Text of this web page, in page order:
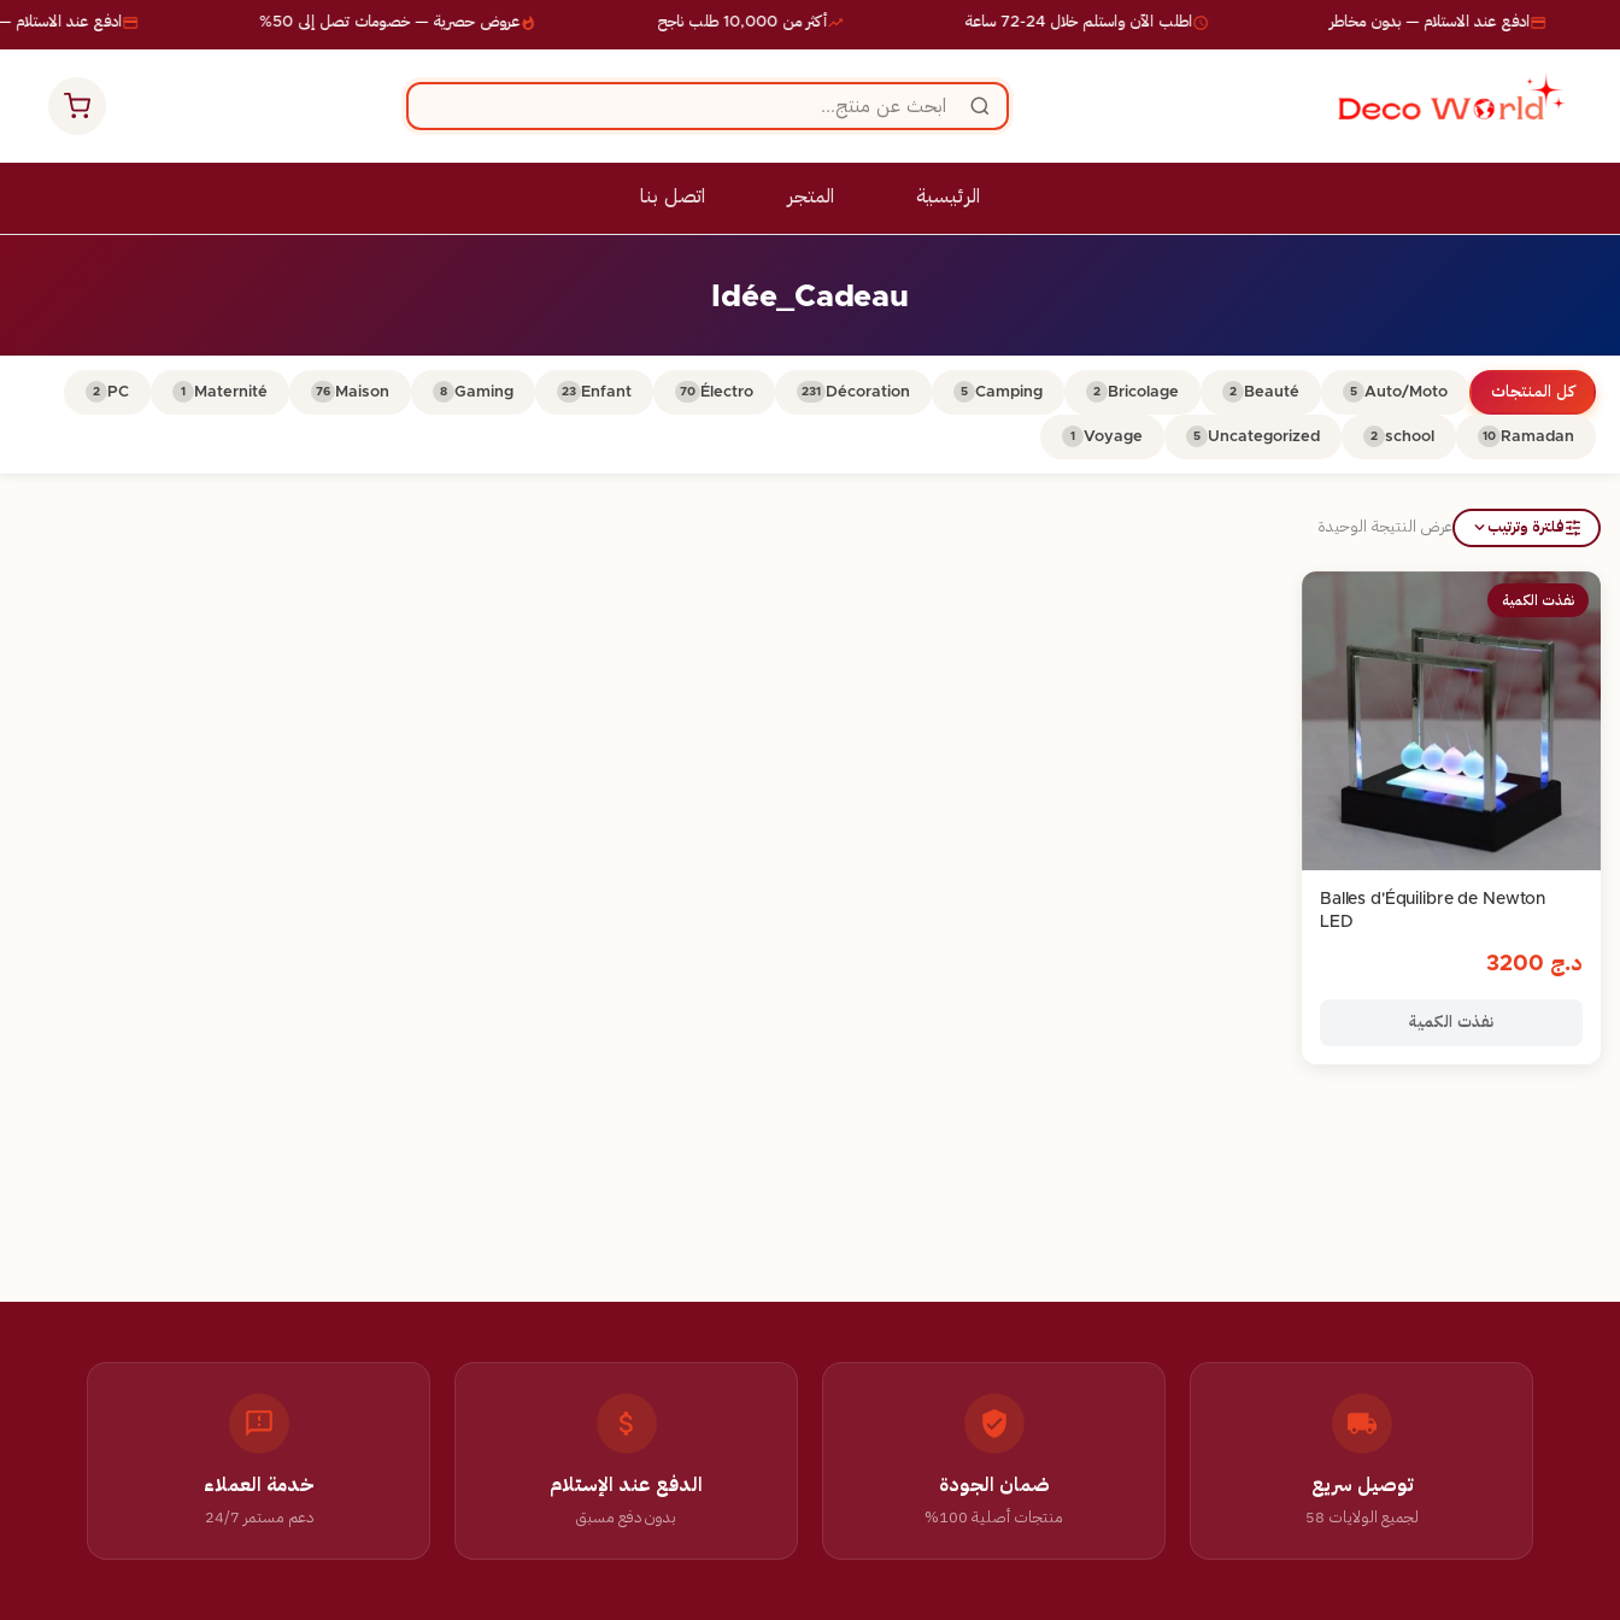
ادفع عند الاستلام — عروض حصرية — خصومات تصل إلى 50% أكثر من 10,000 طلب ناجح اطلب الآن واستلم خلال 24-72 ساعة ادفع عند الاستلام — بدون مخاطر
الرئيسية المتجر اتصل بنا
Idée_Cadeau
كل المنتجات Auto/Moto
5
Beauté
2
Bricolage
2
Camping
5
Décoration
231
Électro
70
Enfant
23
Gaming
8
Maison
76
Maternité
1
PC
2
Ramadan
10
school
2
Uncategorized
5
Voyage
1
فلترة وترتيب عرض النتيجة الوحيدة
نفذت الكمية
Balles d'Équilibre de Newton
LED
د.ج
نفذت الكمية
توصيل سريع
لجميع الولايات 58
ضمان الجودة
منتجات أصلية 100%
الدفع عند الإستلام
بدون دفع مسبق
خدمة العملاء
دعم مستمر 24/7